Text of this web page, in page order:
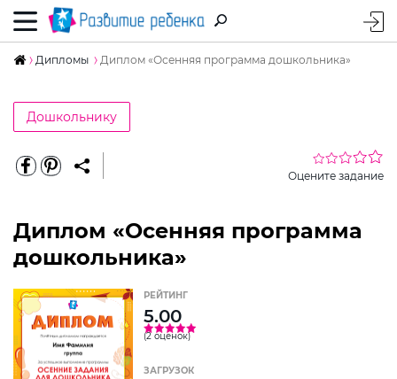
Дипломы Диплом «Осенняя программа дошкольника»
Дошкольнику
Оцените задание
Диплом «Осенняя программа
дошкольника»
РЕЙТИНГ
5.00
(2 оценок)
ЗАГРУЗОК